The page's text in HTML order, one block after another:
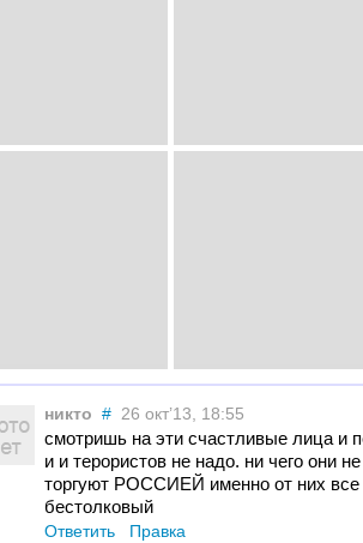
никто # 26 окт’13, 18:55
смотришь на эти счастливые лица и
и и терористов не надо. ни чего они
торгуют РОССИЕЙ именно от них
бестолковый
Ответить
Правка